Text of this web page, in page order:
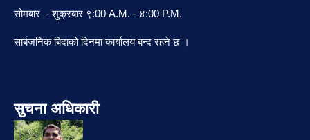
सोमबार - शुक्रबार ९:00 A.M. - ४:00 P.M.
सार्बजनिक बिदाको दिनमा कार्यालय बन्द रहने छ ।
सुचना अधिकारी